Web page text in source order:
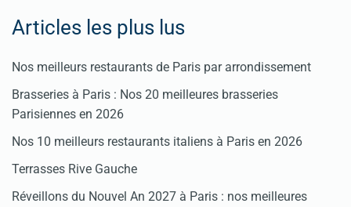
Articles les plus lus
Nos meilleurs restaurants de Paris par arrondissement
Brasseries à Paris : Nos 20 meilleures brasseries
Parisiennes en 2026
Nos 10 meilleurs restaurants italiens à Paris en 2026
Terrasses Rive Gauche
Réveillons du Nouvel An 2027 à Paris : nos meilleures